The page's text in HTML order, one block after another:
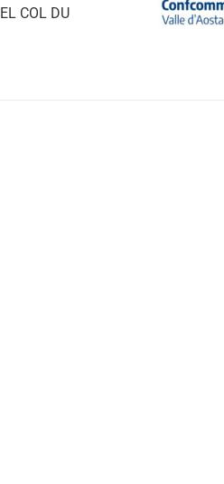
COL DU
sempre aggiornato su tutte le